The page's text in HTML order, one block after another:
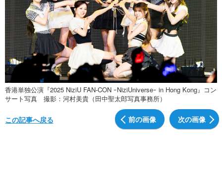
香港単独公演『2025 NiziU FAN-CON ｰNiziUniverseｰ in Hong Kong』コン
サート写真 撮影：河村美貴（田中聖太郎写真事務所）
前の画像 次の画像
この記事へ戻る